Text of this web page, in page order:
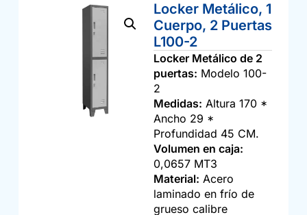
Locker Metálico, 1
Cuerpo, 2 Puertas
L100-2
Locker Metálico de 2
puertas: Modelo 100-
2
Medidas: Altura 170 *
Ancho 29 *
Profundidad 45 CM.
Volumen en caja:
0,0657 MT3
Material: Acero
laminado en frío de
grueso calibre